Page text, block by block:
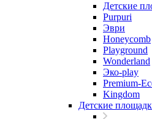
Детские
Purpuri
Эври
Honeycomb
Playground
Wonderland
Эко-play
Premium-
Kingdom
Детские